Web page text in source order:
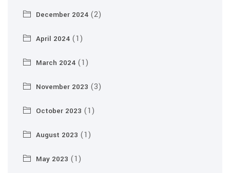
December 2024 (2)
April 2024 (1)
March 2024 (1)
November 2023 (3)
October 2023 (1)
August 2023 (1)
May 2023 (1)